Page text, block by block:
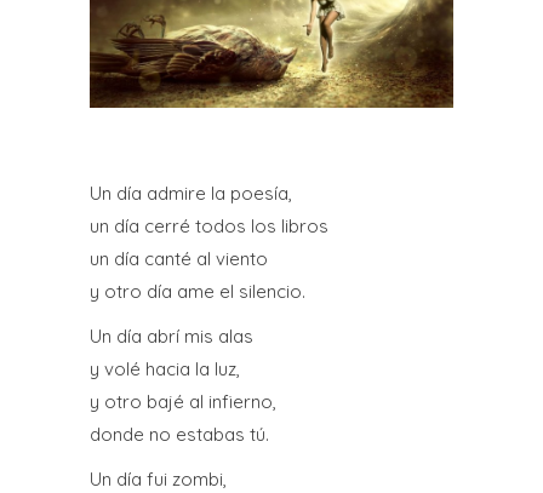
Un día admire la poesía,
un día cerré todos los libros
un día canté al viento
y otro día ame el silencio.
Un día abrí mis alas
y volé hacia la luz,
y otro bajé al infierno,
donde no estabas tú.
Un día fui zombi,